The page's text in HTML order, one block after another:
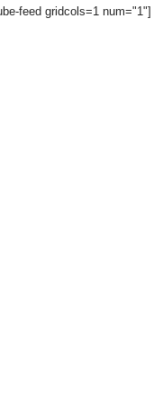
feed gridcols=1 num="1"]